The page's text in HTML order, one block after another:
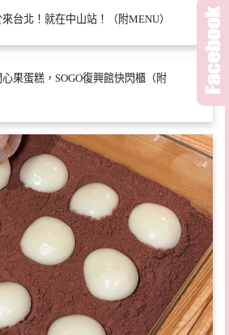
台北！就在中山站！（附MENU）
果蛋糕，SOGO復興館快閃櫃（附